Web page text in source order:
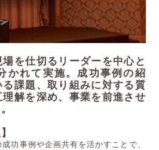
を仕切るリーダーを中心と
かれて実施。成功事例の紹
課題、取り組みに対する質
解を深め、事業を前進させ
功事例や企画共有を活かすことで、